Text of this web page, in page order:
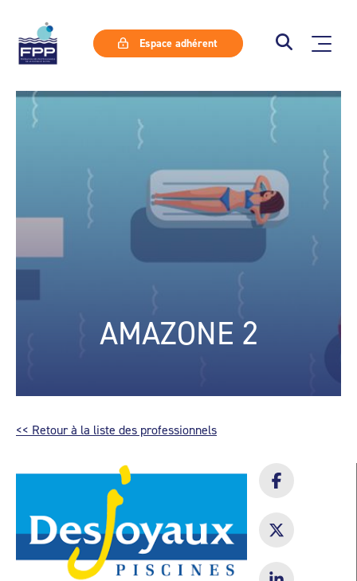
Espace adhérent
AMAZONE 2
<< Retour à la liste des professionnels